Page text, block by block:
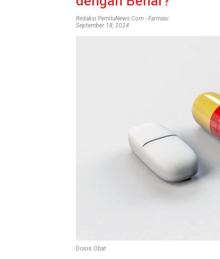
Redaksi PemiluNews.com - Farmasi
September 18, 2024
Dosis Obat